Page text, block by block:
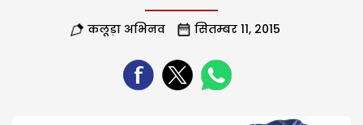
कलूड़ा अभिनव सितम्बर 11, 2015